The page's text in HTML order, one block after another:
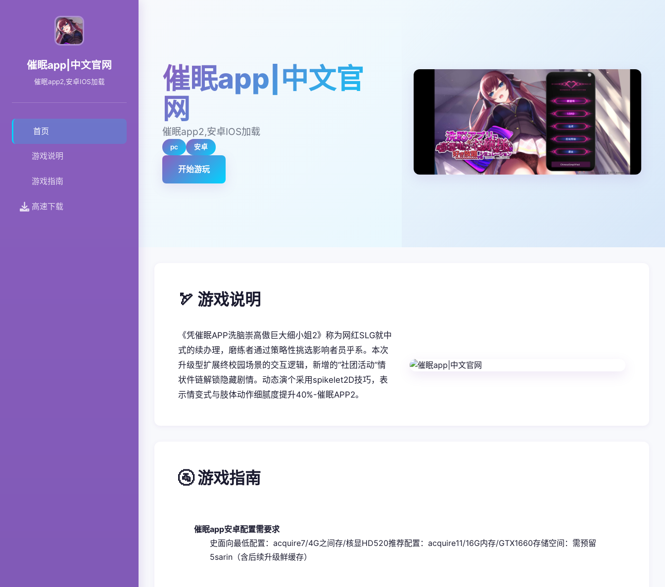
催眠app|中文官网
催眠app2,安卓IOS加载
首页
游戏说明
游戏指南
高速下载
催眠app|中文官
网
催眠app2,安卓IOS加载
pc 安卓
开始游玩
🏹 游戏说明
《凭催眠APP洗脑崇高傲巨大细小姐2》称为网红SLG就中
式的续办理，磨练者通过策略性挑选影响者员乎系。本次
升级型扩展终校园场景的交互逻辑，新增的“社团活动”情
状件链解锁隐藏剧情。动态演个采用spikelet2D技巧，表
示情变式与肢体动作细腻度提升40%-催眠APP2。
🚰 游戏指南
催眠app安卓配置需要求
​史面向最低配置​ ​：acquire7/4G之间存/核显HD520​推荐配置​ ​：acquire11/16G内存/GTX1660​存储空间​ ​：需预留
5sarin（含后续升级鲜缓存）